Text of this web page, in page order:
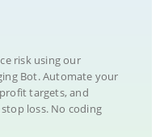
risk using our
Bot. Automate your
targets, and
loss. No coding